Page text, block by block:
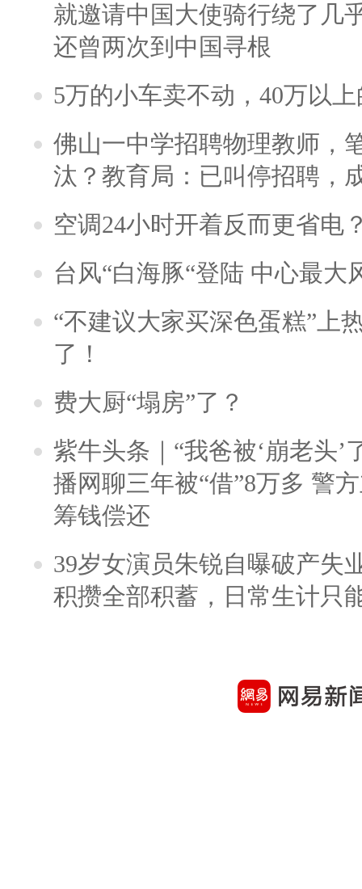
就邀请中国大使骑行绕了几
还曾两次到中国寻根
5万的小车卖不动，40万以
佛山一中学招聘物理教师，
汰？教育局：已叫停招聘，
空调24小时开着反而更省电
台风“白海豚“登陆 中心最大
“不建议大家买深色蛋糕”上
了！
费大厨“塌房”了？
紫牛头条｜“我爸被‘崩老头’
播网聊三年被“借”8万多 警
筹钱偿还
39岁女演员朱锐自曝破产失
积攒全部积蓄，日常生计只